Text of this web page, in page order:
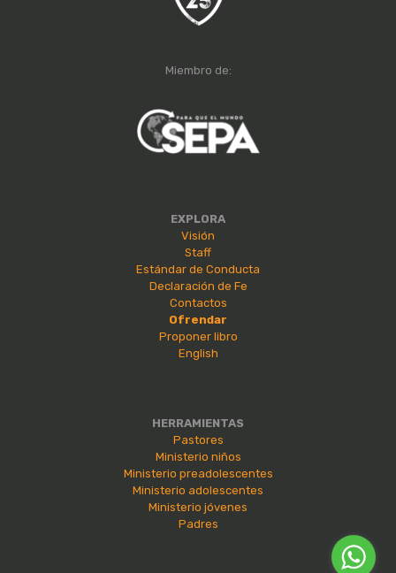
Miembro de:
EXPLORA
Visión
Staff
Estándar de Conducta
Declaración de Fe
Contactos
Ofrendar
Proponer libro
English
HERRAMIENTAS
Pastores
Ministerio niños
Ministerio preadolescentes
Ministerio adolescentes
Ministerio jóvenes
Padres